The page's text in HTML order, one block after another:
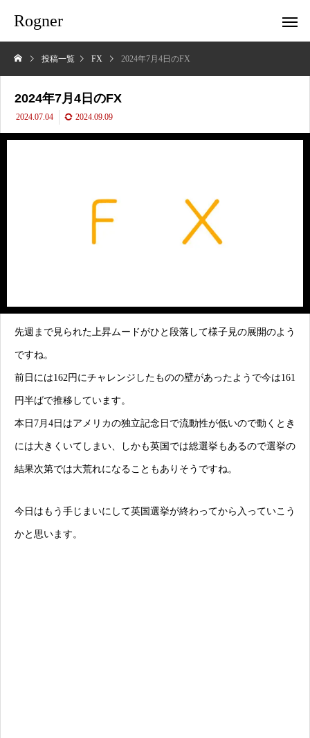
Rogner
投稿一覧 FX 2024年7月4日のFX
2024年7月4日のFX
2024.07.04 2024.09.09
先週まで見られた上昇ムードがひと段落して様子見の展開のよう
ですね。
前日には162円にチャレンジしたものの壁があったようで今は161
円半ばで推移しています。
本日7月4日はアメリカの独立記念日で流動性が低いので動くとき
には大きくいてしまい、しかも英国では総選挙もあるので選挙の
結果次第では大荒れになることもありそうですね。
今日はもう手じまいにして英国選挙が終わってから入っていこう
かと思います。